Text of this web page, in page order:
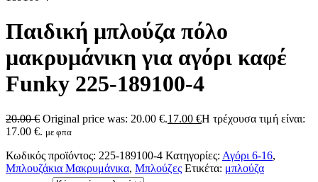
Παιδική μπλούζα πόλο
μακρυμάνικη για αγόρι καφέ
Funky 225-189100-4
20.00€ Original price was: 20.00 €.17.00 €Η τρέχουσα τιμή είναι:
17.00 €. με φπα
Κωδικός προϊόντος: 225-189100-4 Κατηγορίες: Αγόρι 6-16,
Μπλουζάκια Μακρυμάνικα, Μπλούζες Ετικέτα: μπλούζα